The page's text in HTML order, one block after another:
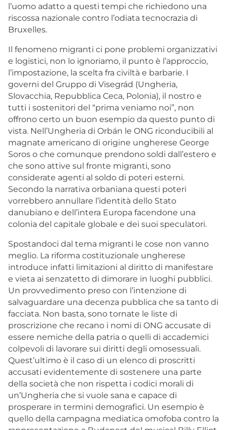
l’uomo adatto a questi tempi che richiedono una
riscossa nazionale contro l’odiata tecnocrazia di
Bruxelles.
Il fenomeno migranti ci pone problemi organizzativi
e logistici, non lo ignoriamo, il punto è l’approccio,
l’impostazione, la scelta fra civiltà e barbarie. I
governi del Gruppo di Visegrád (Ungheria,
Slovacchia, Repubblica Ceca, Polonia), il nostro e
tutti i sostenitori del “prima veniamo noi”, non
offrono certo un buon esempio da questo punto di
vista. Nell’Ungheria di Orbán le ONG riconducibili al
magnate americano di origine ungherese George
Soros o che comunque prendono soldi dall’estero e
che sono attive sul fronte migranti, sono
considerate agenti al soldo di poteri esterni.
Secondo la narrativa orbaniana questi poteri
vorrebbero annullare l’identità dello Stato
danubiano e dell’intera Europa facendone una
colonia del capitale globale e dei suoi speculatori.
Spostandoci dal tema migranti le cose non vanno
meglio. La riforma costituzionale ungherese
introduce infatti limitazioni al diritto di manifestare
e vieta ai senzatetto di dimorare in luoghi pubblici.
Un provvedimento preso con l’intenzione di
salvaguardare una decenza pubblica che sa tanto di
facciata. Non basta, sono tornate le liste di
proscrizione che recano i nomi di ONG accusate di
essere nemiche della patria o quelli di accademici
colpevoli di lavorare sui diritti degli omosessuali.
Quest’ultimo è il caso di un elenco di proscritti
accusati evidentemente di sostenere una parte
della società che non rispetta i codici morali di
un’Ungheria che si vuole sana e capace di
prosperare in termini demografici. Un esempio è
quello della campagna mediatica omofoba contro la